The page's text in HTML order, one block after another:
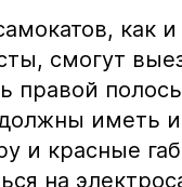
как и
смогут
правой
иметь
и красные
на